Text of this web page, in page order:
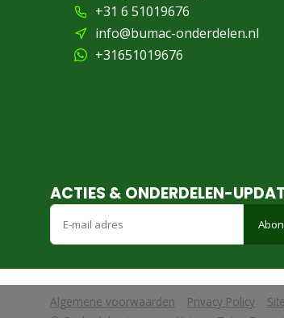
+31 6 51019676
info@bumac-onderdelen.nl
+31651019676
ACTIES & ONDERDELEN-
Algemene voorwaarden Privacy Policy